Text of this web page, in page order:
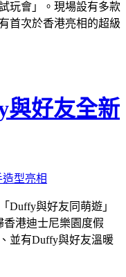
玩會」。現場設有多款
首次於香港亮相的超級
與好友全新
Duffy與好友同萌遊」
香港迪士尼樂園度假
並有Duffy與好友溫暖